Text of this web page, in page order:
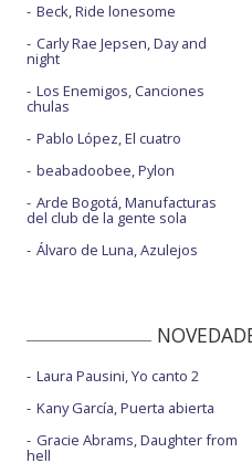
Beck, Ride lonesome
Carly Rae Jepsen, Day and
night
Los Enemigos, Canciones
chulas
Pablo López, El cuatro
beabadoobee, Pylon
Arde Bogotá, Manufacturas
del club de la gente sola
Álvaro de Luna, Azulejos
Laura Pausini, Yo canto 2
Kany García, Puerta abierta
Gracie Abrams, Daughter from
hell